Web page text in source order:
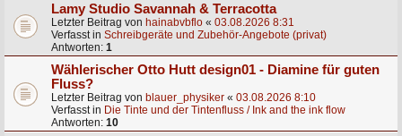
Lamy Studio Savannah & Terracotta
Letzter Beitrag von hainabvbflo « 03.08.2026 8:31
Verfasst in Schreibgeräte und Zubehör-Angebote (privat)
Antworten: 1
Wählerischer Otto Hutt design01 - Diamine für guten
Fluss?
Letzter Beitrag von blauer_physiker « 03.08.2026 8:10
Verfasst in Die Tinte und der Tintenfluss / Ink and the ink flow
Antworten: 10